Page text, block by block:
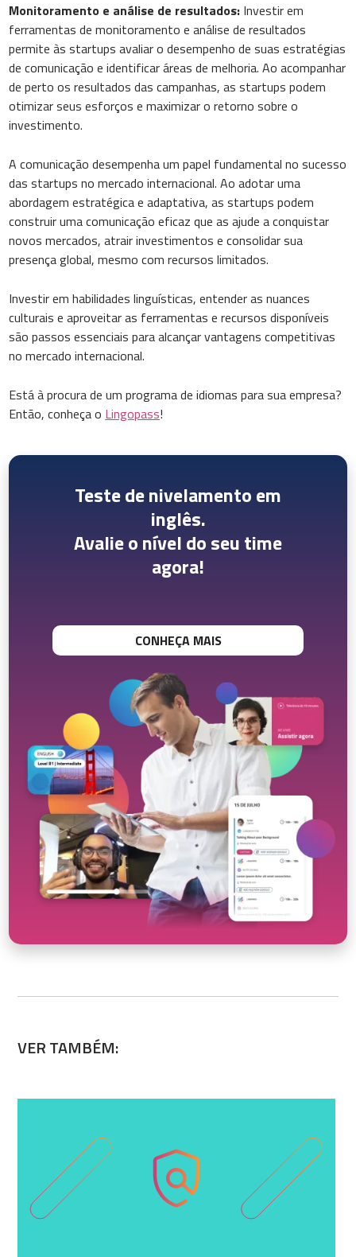
Monitoramento e análise de resultados: Investir em
ferramentas de monitoramento e análise de resultados
permite às startups avaliar o desempenho de suas estratégias
de comunicação e identificar áreas de melhoria. Ao acompanhar
de perto os resultados das campanhas, as startups podem
otimizar seus esforços e maximizar o retorno sobre o
investimento.
A comunicação desempenha um papel fundamental no sucesso
das startups no mercado internacional. Ao adotar uma
abordagem estratégica e adaptativa, as startups podem
construir uma comunicação eficaz que as ajude a conquistar
novos mercados, atrair investimentos e consolidar sua
presença global, mesmo com recursos limitados.
Investir em habilidades linguísticas, entender as nuances
culturais e aproveitar as ferramentas e recursos disponíveis
são passos essenciais para alcançar vantagens competitivas
no mercado internacional.
Está à procura de um programa de idiomas para sua empresa?
Então, conheça o Lingopass!
Teste de nivelamento em
inglês.
Avalie o nível do seu time
agora!
CONHEÇA MAIS
VER TAMBÉM: